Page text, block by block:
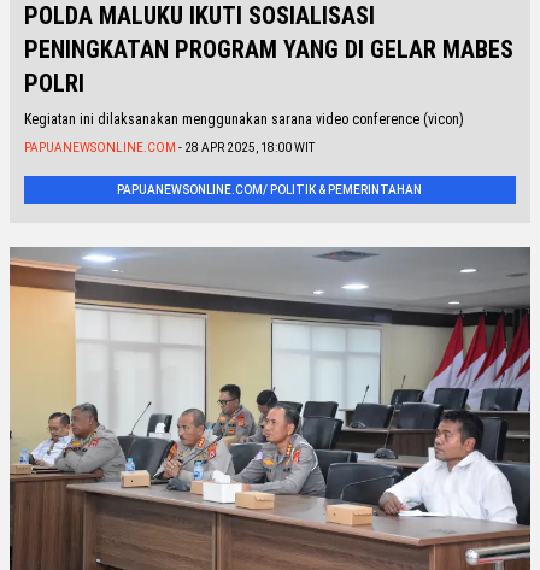
POLDA MALUKU IKUTI SOSIALISASI
PENINGKATAN PROGRAM YANG DI GELAR MABES
POLRI
Kegiatan ini dilaksanakan menggunakan sarana video conference (vicon)
PAPUANEWSONLINE.COM - 28 APR 2025, 18:00 WIT
PAPUANEWSONLINE.COM/ POLITIK & PEMERINTAHAN